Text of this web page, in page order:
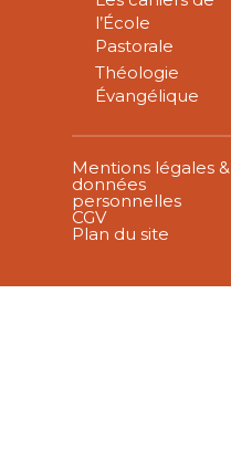
l’École
Pastorale
Théologie
Évangélique
Mentions légales &
données
personnelles
CGV
Plan du site